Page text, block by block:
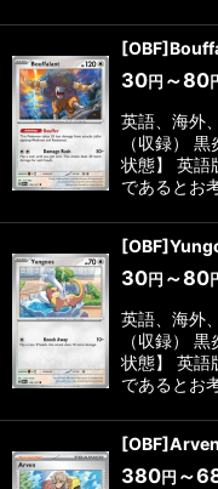
30円 ～80
英語、海外
（収録）
状態】 英語
であるとお
30円 ～80
英語、海外
（収録）
状態】 英語
であるとお
380円 ～